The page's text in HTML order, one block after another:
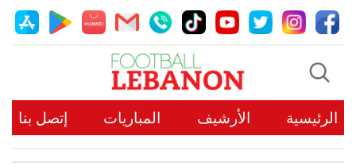
الرئيسية الأرشيف المباريات إتصل بنا